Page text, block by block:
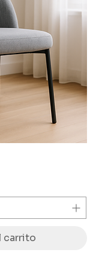
carrito